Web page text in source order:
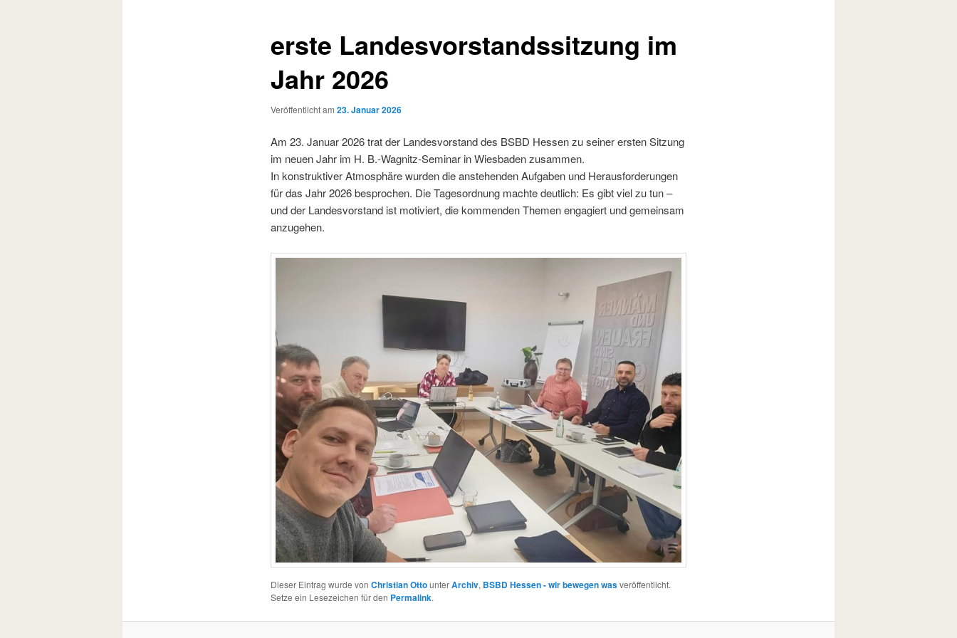
erste Landesvorstandssitzung im
Jahr 2026
Veröffentlicht am 23. Januar 2026
Am 23. Januar 2026 trat der Landesvorstand des BSBD Hessen zu seiner ersten Sitzung
im neuen Jahr im H. B.-Wagnitz-Seminar in Wiesbaden zusammen.
In konstruktiver Atmosphäre wurden die anstehenden Aufgaben und Herausforderungen
für das Jahr 2026 besprochen. Die Tagesordnung machte deutlich: Es gibt viel zu tun –
und der Landesvorstand ist motiviert, die kommenden Themen engagiert und gemeinsam
anzugehen.
Dieser Eintrag wurde von Christian OttounterArchiv, BSBD Hessen - wir bewegen wasveröffentlicht.
Setze ein Lesezeichen für den Permalink.